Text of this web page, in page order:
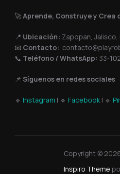
🚀Aprende, Construye y Crea
📍 Ubicación: Zapopan, Jalisco,
📧 Contacto:
📞 Teléfono / WhatsApp: 33-
📌 Síguenos en redes sociales
🔹 Instagram | 🔹 Facebook | 🔹
Copyright ©
Inspiro Theme